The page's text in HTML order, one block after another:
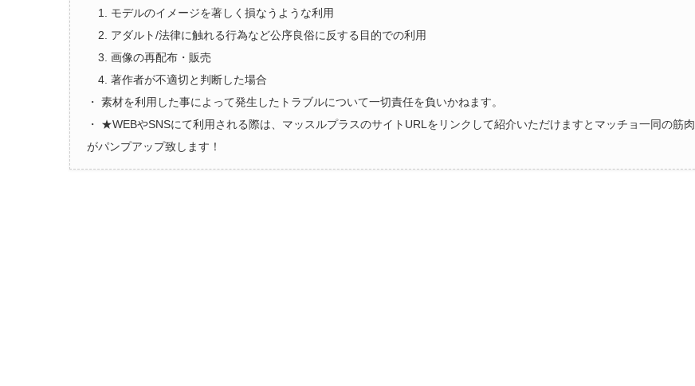
1. モデルのイメージを著しく損なうような利用
2. アダルト/法律に触れる行為など公序良俗に反する目的での利用
3. 画像の再配布・販売
4. 著作者が不適切と判断した場合
・ 素材を利用した事によって発生したトラブルについて一切責任を負いかねます。
・ ★WEBやSNSにて利用される際は、マッスルプラスのサイトURLをリンクして紹介いただけますとマッチョ一同の筋肉
がパンプアップ致します！